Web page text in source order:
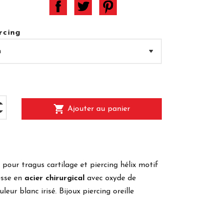
shopping_cart Ajouter au panier
pour tragus cartilage et piercing hélix motif
en acier chirurgical
avec oxyde de
blanc irisé. Bijoux piercing oreille